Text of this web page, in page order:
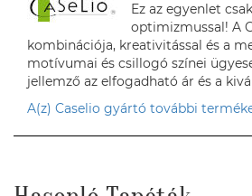
Ez az egyenlet
optimizmussal! A
kombinációja, kreativitással és a
motívumai és csillogó színei
jellemző az elfogadható ár és a
A(z) Caselio gyártó további